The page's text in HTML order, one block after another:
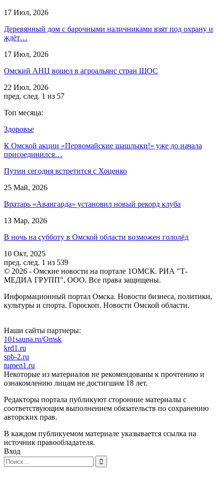
17 Июл, 2026
Деревянный дом с барочными наличниками взят под охрану и
ждёт…
17 Июл, 2026
Омский АНЦ вошел в агроальянс стран ШОС
22 Июл, 2026
пред. след. 1 из 57
Топ месяца:
Здоровье
К Омской акции «Первомайские шашлыки!» уже до начала
присоединился…
Путин сегодня встретится с Хоценко
25 Май, 2026
Вратарь «Авангарда» установил новый рекорд клуба
13 Мар, 2026
В ночь на субботу в Омской области возможен гололёд
10 Окт, 2025
пред. след. 1 из 539
© 2026 - Омские новости на портале 1ОМСК. РИА "Т-
МЕДИА ГРУПП", ООО. Все права защищены.
Информационный портал Омска. Новости бизнеса, политики,
культуры и спорта. Гороскоп. Новости Омской области.
Наши сайты партнеры:
101sauna.ru/Omsk
krd1.ru
spb-2.ru
tumen1.ru
Некоторые из материалов не рекомендованы к прочтению и
ознакомлению лицам не достигшим 18 лет.
Редакторы портала публикуют сторонние материалы с
соответствующим выполнением обязательств по сохранению
авторских прав.
В каждом публикуемом материале указывается ссылка на
источник правообладателя.
Вход